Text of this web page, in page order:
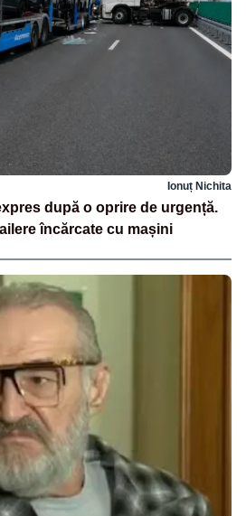
Ionuț Nichita
după o oprire de urgență.
încărcate cu mașini